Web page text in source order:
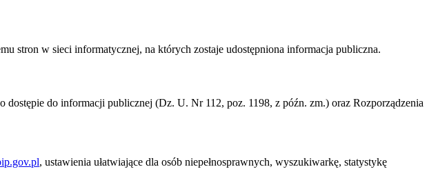
stron w sieci informatycznej, na których zostaje udostępniona informacja publiczna.
do informacji publicznej (Dz. U. Nr 112, poz. 1198, z późn. zm.) oraz Rozporządzenia
, ustawienia ułatwiające dla osób niepełnosprawnych, wyszukiwarkę, statystykę